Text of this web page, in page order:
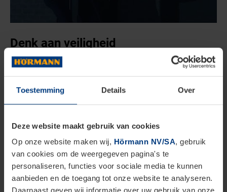
Toestemming Details Over
Deze website maakt gebruik van cookies
Op onze website maken wij, Hörmann NV/SA, gebruik
van cookies om de weergegeven pagina's te
personaliseren, functies voor sociale media te kunnen
aanbieden en de toegang tot onze website te analyseren.
Denk aan veiligheid
Niet alleen comfort, maar ook de veiligheid van je
poort telt als factor om eventueel over te gaan tot
de aankoop van een nieuwe. Verouderde poorten
vingers. Ook is het voor indringers een stuk
gemakkelijker om een oude poort te saboteren,
aangezien die vaak niet voorzien zijn van de juiste